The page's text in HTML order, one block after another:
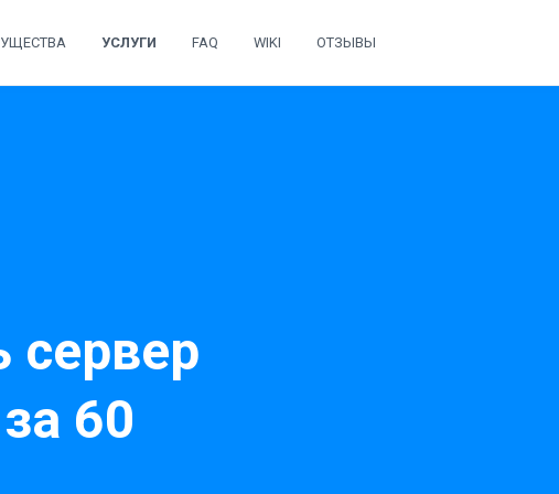
УСЛУГИ FAQ WIKI ОТЗЫВЫ
сервер
60